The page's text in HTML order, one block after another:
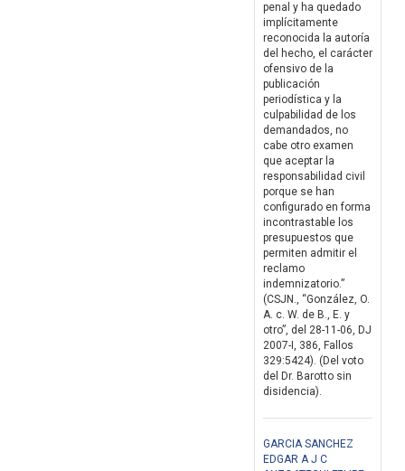
penal y ha quedado
implícitamente
reconocida la autoría
del hecho, el carácter
ofensivo de la
publicación
periodística y la
culpabilidad de los
demandados, no
cabe otro examen
que aceptar la
responsabilidad civil
porque se han
configurado en forma
incontrastable los
presupuestos que
permiten admitir el
reclamo
indemnizatorio.”
(CSJN., “González, O.
A. c. W. de B., E. y
otro”, del 28-11-06, DJ
2007-I, 386, Fallos
329:5424). (Del voto
del Dr. Barotto sin
disidencia).
GARCIA SANCHEZ
EDGAR A J C